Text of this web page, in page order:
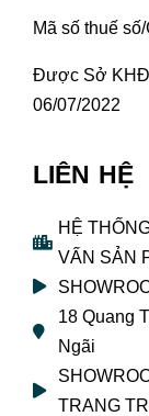
Mã số thuế
Được Sở
06/07/2022
LIÊN HỆ
HỆ
VẤN SẢN
18 Quang
Ngãi
TRANG TRÍ